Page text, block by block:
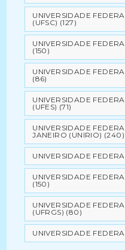
UNIVERSIDADE
(UFSC) (127)
UNIVERSIDADE
(150)
UNIVERSIDADE
(86)
UNIVERSIDADE
(UFES) (71)
UNIVERSIDADE
JANEIRO (UNIRIO) (240)
UNIVERSIDADE
UNIVERSIDADE
(150)
UNIVERSIDADE
(UFRGS) (80)
UNIVERSIDADE